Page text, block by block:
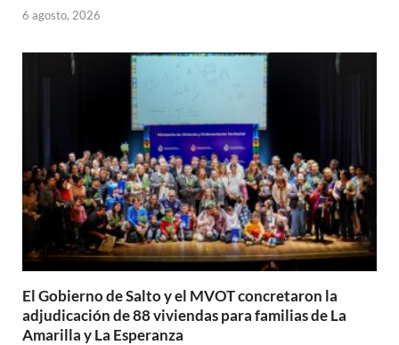
6 agosto, 2026
El Gobierno de Salto y el MVOT concretaron la
adjudicación de 88 viviendas para familias de La
Amarilla y La Esperanza